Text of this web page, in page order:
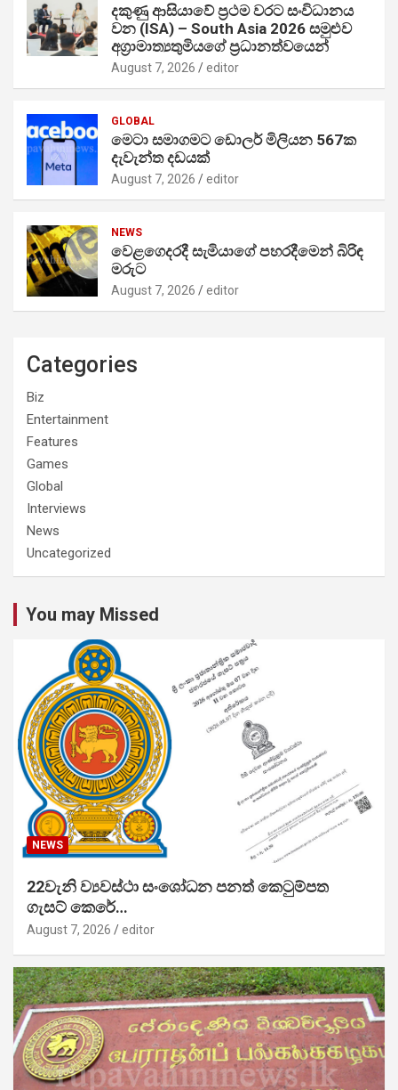
දකුණු ආසියාවේ ප්‍රථම වරට සංවිධානය
වන (ISA) – South Asia 2026 සමුළුව
අග්‍රාමාත්‍යතුමියගේ ප්‍රධානත්වයෙන්
August 7, 2026 editor
GLOBAL
මෙටා සමාගමට ඩොලර් මිලියන 567ක
දැවැන්ත දඩයක්
August 7, 2026 editor
NEWS
වෙළගෙදරදී සැමියාගේ පහරදීමෙන් බිරිඳ
මරුට
August 7, 2026 editor
Categories
Biz
Entertainment
Features
Games
Global
Interviews
News
Uncategorized
You may Missed
NEWS
22වැනි ව්‍යවස්ථා සංශෝධන පනත් කෙටුම්පත
ගැසට් කෙරේ…
August 7, 2026 editor